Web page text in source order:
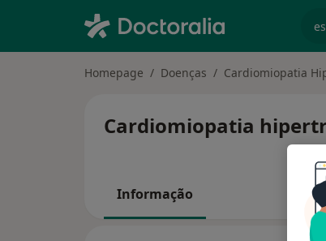
Homepage Doenças Cardiomiopatia
Cardiomiopatia
Informação